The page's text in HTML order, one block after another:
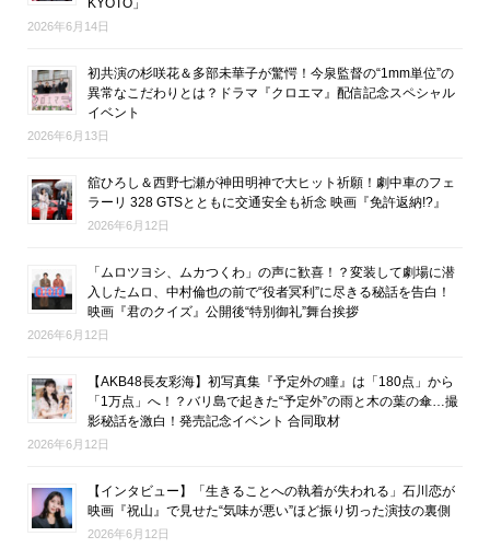
KYOTO」
2026年6月14日
初共演の杉咲花＆多部未華子が驚愕！今泉監督の“1mm単位”の
異常なこだわりとは？ドラマ『クロエマ』配信記念スペシャル
イベント
2026年6月13日
舘ひろし＆西野七瀬が神田明神で大ヒット祈願！劇中車のフェ
ラーリ 328 GTSとともに交通安全も祈念 映画『免許返納!?』
2026年6月12日
「ムロツヨシ、ムカつくわ」の声に歓喜！？変装して劇場に潜
入したムロ、中村倫也の前で“役者冥利”に尽きる秘話を告白！
映画『君のクイズ』公開後“特別御礼”舞台挨拶
2026年6月12日
【AKB48長友彩海】初写真集『予定外の瞳』は「180点」から
「1万点」へ！？バリ島で起きた“予定外”の雨と木の葉の傘…撮
影秘話を激白！発売記念イベント 合同取材
2026年6月12日
【インタビュー】「生きることへの執着が失われる」石川恋が
映画『祝山』で見せた“気味が悪い”ほど振り切った演技の裏側
2026年6月12日